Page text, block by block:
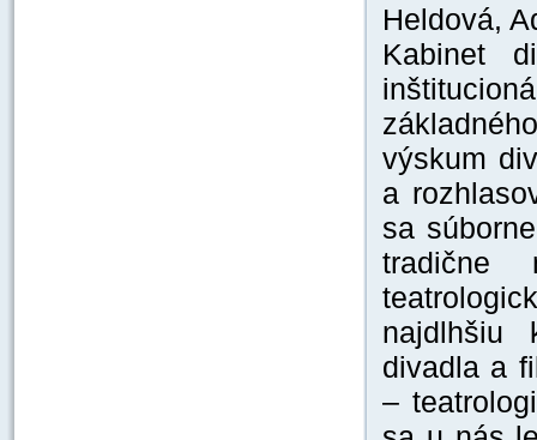
Heldová,
Kabinet
výskum
a
sa
tradične
najdlhšiu
divadla a
–